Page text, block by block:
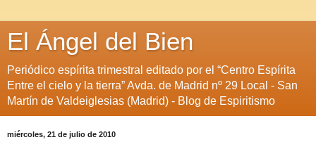
El Ángel del Bien
Periódico espírita trimestral editado por el “Centro Espírita
Entre el cielo y la tierra” Avda. de Madrid nº 29 Local - San
Martín de Valdeiglesias (Madrid) - Blog de Espiritismo
miércoles, 21 de julio de 2010